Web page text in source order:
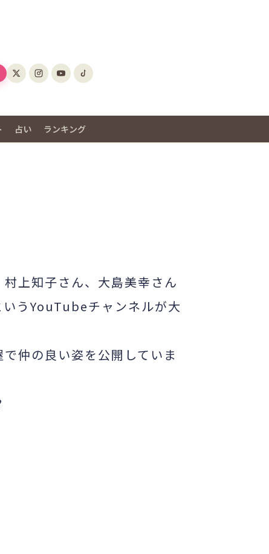
占い ランキング
上知子さん、大島美幸さん
いうYouTubeチャンネルが大
仲の良い姿を公開していま